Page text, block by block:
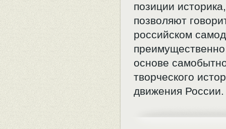
позиции
позволяют
российском
преимущественно
основе
творческого
движения России.